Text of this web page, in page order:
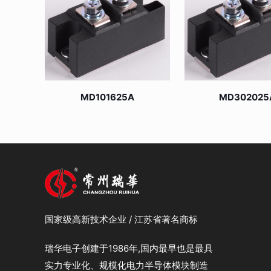
MD101625A
国家级高新技术企业 / 江苏省著名商标
瑞华电子创建于1986年,国内最早也是最具
实力专业化、规模化电力半导体模块制造